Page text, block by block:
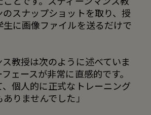
スナップショットを取り、授
に画像ファイルを送るだけで
教授は次のように述べていま
ェースが非常に直感的です。
個人的に正式なトレーニング
りませんでした」